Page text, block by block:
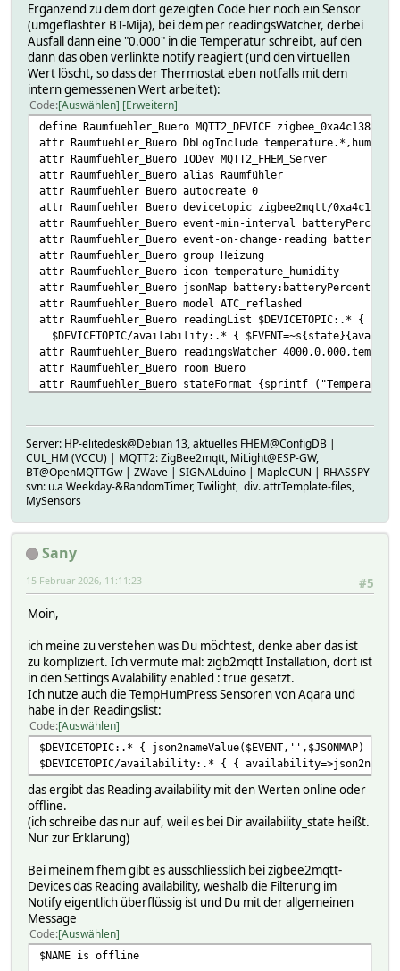
Ergänzend zu dem dort gezeigten Code hier noch ein Sensor
(umgeflashter BT-Mija), bei dem per readingsWatcher, derbei
Ausfall dann eine "0.000" in die Temperatur schreibt, auf den
dann das oben verlinkte notify reagiert (und den virtuellen
Wert löscht, so dass der Thermostat eben notfalls mit dem
intern gemessenen Wert arbeitet):
Code Auswählen Erweitern
define Raumfuehler_Buero MQTT2_DEVICE
attr Raumfuehler_Buero DbLogInclude
attr Raumfuehler_Buero IODev MQTT2_FHEM_Server
attr Raumfuehler_Buero alias Raumfühler
attr Raumfuehler_Buero autocreate 0
attr Raumfuehler_Buero devicetopic zigbee2mqtt/
attr Raumfuehler_Buero event-min-interval
attr Raumfuehler_Buero event-on-change-reading
attr Raumfuehler_Buero group Heizung
attr Raumfuehler_Buero icon temperature_humidity
attr Raumfuehler_Buero jsonMap battery:batteryPercent
attr Raumfuehler_Buero model ATC_reflashed
attr Raumfuehler_Buero readingList $DEVICETOPIC:.* {
$DEVICETOPIC/availability:.* {
attr Raumfuehler_Buero readingsWatcher
attr Raumfuehler_Buero room Buero
attr Raumfuehler_Buero stateFormat {sprintf
# FUUID 5fc20e7b-f33f-d171-9826-2076229937f4e82c
# IODev MQTT2_FHEM_Server
# LASTInputDev MQTT2_FHEM_Server
# MQTT2_FHEM_Server_CONN
# MSGCNT 20092
# NAME Raumfuehler_Buero
# NR 458
# STATE Temperature: 16.3°C Humidity: 54.3%
# TYPE MQTT2_DEVICE
# Helper:
# DBLOG:
# humidity:
# LogDB:
# TIME 1771148124.08195
# VALUE 54.26
# temperature:
# LogDB:
# TIME 1771149023.51306
# VALUE 16.32
# JSONMAP:
# battery batteryPercent
# voltage batterymV
# READINGS:
# 2026-01-11 10:45:37 IODev
# 2026-01-14 18:48:37 availability online
# 2026-02-15 10:50:23 batteryPercent 57
# 2026-02-15 10:50:23 batterymV 2700
# 2026-02-15 10:50:23 comfort_humidity_max 60
# 2026-02-15 10:50:23 comfort_humidity_min 40
# 2026-02-15 10:50:23 comfort_temperature_max 25
Server: HP-elitedesk@Debian 13, aktuelles FHEM@ConfigDB |
CUL_HM (VCCU) | MQTT2: ZigBee2mqtt, MiLight@ESP-GW,
BT@OpenMQTTGw | ZWave | SIGNALduino | MapleCUN | RHASSPY
svn: u.a Weekday-&RandomTimer, Twilight, div. attrTemplate-files,
MySensors
Sany
#5
15 Februar 2026, 11:11:23
Moin,
ich meine zu verstehen was Du möchtest, denke aber das ist
zu kompliziert. Ich vermute mal: zigb2mqtt Installation, dort ist
in den Settings Avalability enabled : true gesetzt.
Ich nutze auch die TempHumPress Sensoren von Aqara und
habe in der Readingslist:
Code Auswählen
$DEVICETOPIC:.* { json2nameValue($EVENT,'',$JSONMAP) }
$DEVICETOPIC/availability:.* { {
das ergibt das Reading availability mit den Werten online oder
offline.
(ich schreibe das nur auf, weil es bei Dir availability_state heißt.
Nur zur Erklärung)
Bei meinem fhem gibt es ausschliesslich bei zigbee2mqtt-
Devices das Reading availability, weshalb die Filterung im
Notify eigentlich überflüssig ist und Du mit der allgemeinen
Message
Code Auswählen
$NAME is offline